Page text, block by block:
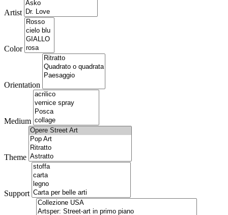
Artist
Color
Orientation
Medium
Theme
Support